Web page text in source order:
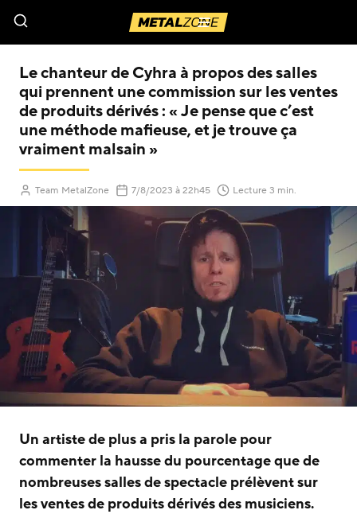
Menu
Le chanteur de Cyhra à propos des salles
qui prennent une commission sur les ventes
de produits dérivés : « Je pense que c’est
une méthode mafieuse, et je trouve ça
vraiment malsain »
Team MetalZone 7/8/2023 à 22h45 Lecture 3 min.
Un artiste de plus a pris la parole pour
commenter la hausse du pourcentage que de
nombreuses salles de spectacle prélèvent sur
les ventes de produits dérivés des musiciens.